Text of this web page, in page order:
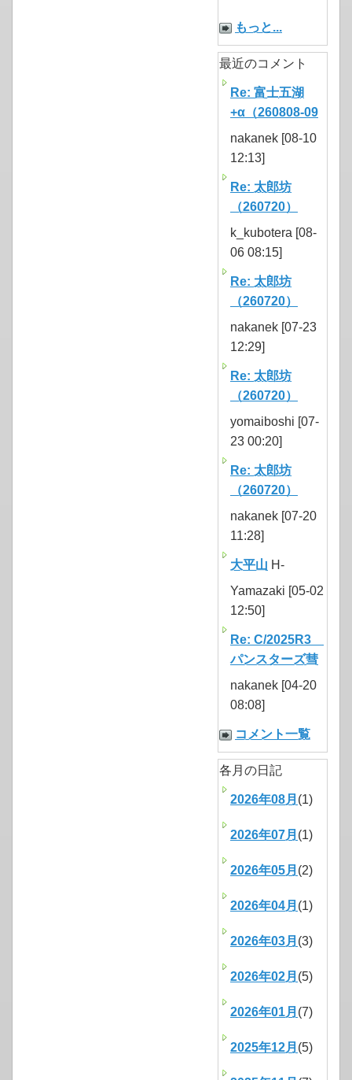
もっと...
最近のコメント
Re: 富士五湖
+α（260808-09
nakanek [08-10
12:13]
Re: 太郎坊
（260720）
k_kubotera [08-
06 08:15]
Re: 太郎坊
（260720）
nakanek [07-23
12:29]
Re: 太郎坊
（260720）
yomaiboshi [07-
23 00:20]
Re: 太郎坊
（260720）
nakanek [07-20
11:28]
大平山 H-
Yamazaki [05-02
12:50]
Re: C/2025R3
パンスターズ彗
nakanek [04-20
08:08]
コメント一覧
各月の日記
2026年08月 (1)
2026年07月 (1)
2026年05月 (2)
2026年04月 (1)
2026年03月 (3)
2026年02月 (5)
2026年01月 (7)
2025年12月 (5)